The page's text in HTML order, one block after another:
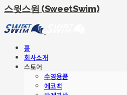
스윗스윔 (SweetSwim)
홈
회사소개
스토어
수영용품
에코백